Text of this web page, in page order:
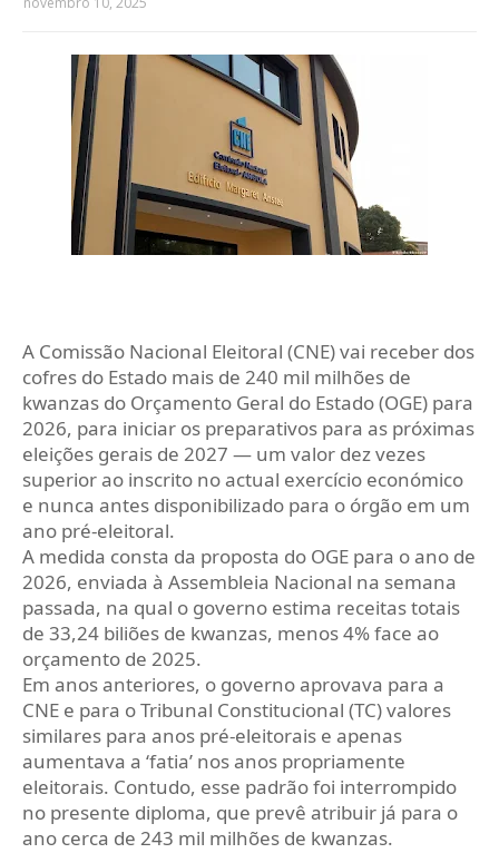
A Comissão Nacional Eleitoral (CNE) vai receber dos
cofres do Estado mais de 240 mil milhões de
kwanzas do Orçamento Geral do Estado (OGE) para
2026, para iniciar os preparativos para as próximas
eleições gerais de 2027 — um valor dez vezes
superior ao inscrito no actual exercício económico
e nunca antes disponibilizado para o órgão em um
ano pré-eleitoral.
A medida consta da proposta do OGE para o ano de
2026, enviada à Assembleia Nacional na semana
passada, na qual o governo estima receitas totais
de 33,24 biliões de kwanzas, menos 4% face ao
orçamento de 2025.
Em anos anteriores, o governo aprovava para a
CNE e para o Tribunal Constitucional (TC) valores
similares para anos pré-eleitorais e apenas
aumentava a ‘fatia’ nos anos propriamente
eleitorais. Contudo, esse padrão foi interrompido
no presente diploma, que prevê atribuir já para o
ano cerca de 243 mil milhões de kwanzas.